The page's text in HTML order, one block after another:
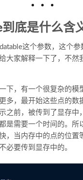
底是什么含
这个参数，这个参
大家解释一下了，不然
下，有一个很复杂的模
多，最开始这些点的数
之前，被传到了显存中
是需要一个时间的。所
，当内存中的点的位置
必要传到显存中的。